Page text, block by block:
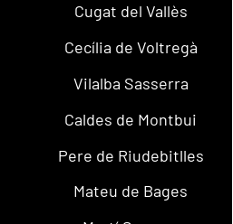
Cugat del Vallès
Cecília de Voltregà
Vilalba Sasserra
Caldes de Montbui
Pere de Riudebitlles
Mateu de Bages